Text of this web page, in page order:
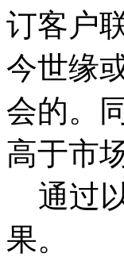
订客户
今世缘
会的。
高于市
通过
果。